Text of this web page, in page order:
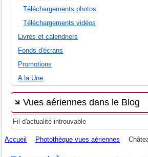
Téléchargements photos
Téléchargements vidéos
Livres et calendriers
Fonds d'écrans
Promotions
A la Une
Vues aériennes dans le Blog
Fil d'actualité introuvable
Accueil Photothèque vues aériennes